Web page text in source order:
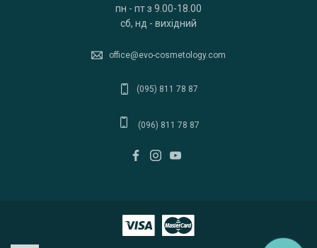
пн - пт з 9.00-18.00
сб, нд - вихідний
office@evo-cosmetology.com
(095) 811 78 87
(096) 811 78 87